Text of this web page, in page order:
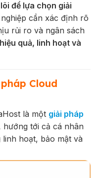
để lựa chọn giải
cần xác định rõ
rủi ro và ngân sách
quả, linh hoạt và
Cloud
là một giải pháp
hướng tới cả cá nhân
hoạt, bảo mật và